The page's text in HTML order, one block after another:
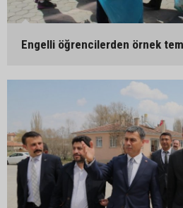
Engelli öğrencilerden örnek